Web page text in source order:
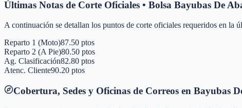
Últimas Notas de Corte Oficiales • Bolsa Bayubas De
A continuación se detallan los puntos de corte oficiales requeridos en la
Reparto 1 (Moto)87.50 ptos
Reparto 2 (A Pie)80.50 ptos
Ag. Clasificación82.80 ptos
Atenc. Cliente90.20 ptos
Cobertura, Sedes y Oficinas de Correos en Bayubas